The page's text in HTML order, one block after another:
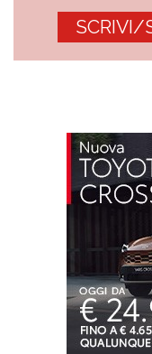
SCRIVI/